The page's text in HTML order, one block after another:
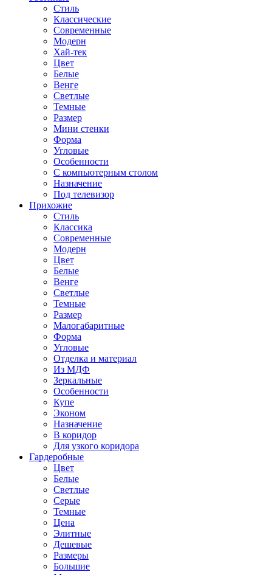
Стиль
Классические
Современные
Модерн
Хай-тек
Цвет
Белые
Венге
Светлые
Темные
Размер
Мини стенки
Форма
Угловые
Особенности
С компьютерным столом
Назначение
Под телевизор
Прихожие
Стиль
Классика
Современные
Модерн
Цвет
Белые
Венге
Светлые
Темные
Размер
Малогабаритные
Форма
Угловые
Отделка и материал
Из МДФ
Зеркальные
Особенности
Купе
Эконом
Назначение
В коридор
Для узкого коридора
Гардеробные
Цвет
Белые
Светлые
Серые
Темные
Цена
Элитные
Дешевые
Размеры
Большие